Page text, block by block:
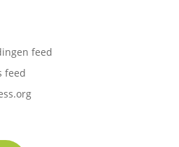
feed
feed